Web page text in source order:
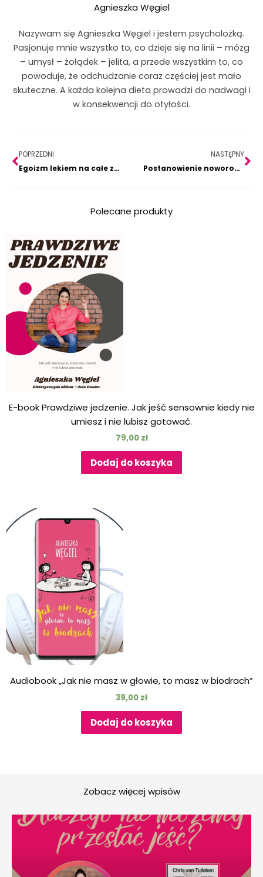
Agnieszka Węgiel
Nazywam się Agnieszka Węgiel i jestem psycholożką.
Pasjonuje mnie wszystko to, co dzieje się na linii – mózg
– umysł – żołądek – jelita, a przede wszystkim to, co
powoduje, że odchudzanie coraz częściej jest mało
skuteczne. A każda kolejna dieta prowadzi do nadwagi i
w konsekwencji do otyłości.
Prev
POPRZEDNI
Egoizm lekiem na całe zło…
NASTĘPNY
Postanowienie noworoczne czy pobożne życzenie? Czyli liczę na to, że w tym roku się uda…
Polecane produkty
E-book Prawdziwe jedzenie. Jak jeść sensownie kiedy nie
umiesz i nie lubisz gotować.
79,00 zł
Dodaj do koszyka
Audiobook „Jak nie masz w głowie, to masz w biodrach”
39,00 zł
Dodaj do koszyka
Zobacz więcej wpisów